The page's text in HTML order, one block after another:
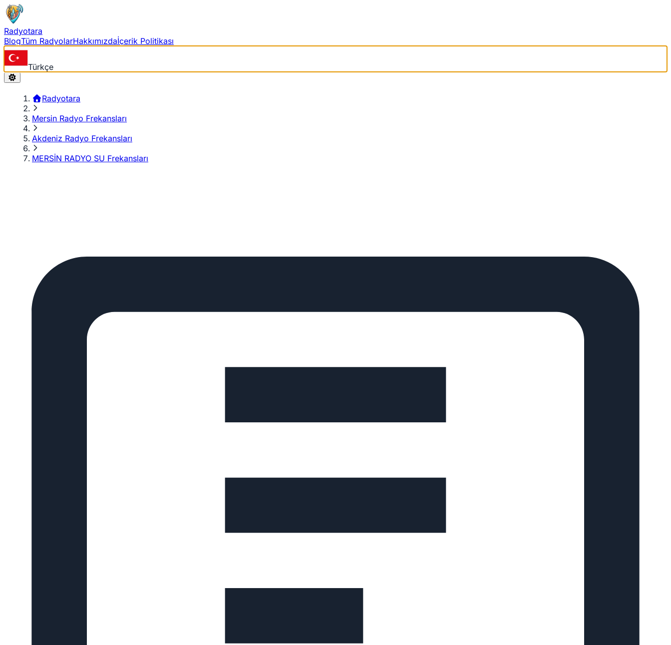
Radyotara
BlogTüm RadyolarHakkımızdaİçerik Politikası
Türkçe
Radyotara
Mersin Radyo Frekansları
Akdeniz Radyo Frekansları
MERSİN RADYO SU Frekansları